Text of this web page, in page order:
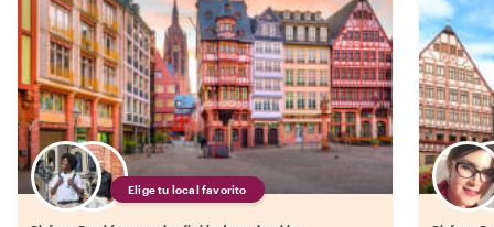
Elige tu local favorito